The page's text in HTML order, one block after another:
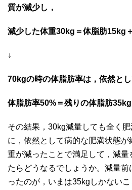
質が減少し，
減少した体重30kg＝体脂肪15kg
↓
70kgの時の体脂肪率は，依然とし
体脂肪率50%＝残りの体脂肪
その結果，30kg減量しても全く
に，依然として病的な肥満状態
重が減ったことで満足して，減量
たらどうなるでしょうか。減量
ったのが，いまは35kgしかない